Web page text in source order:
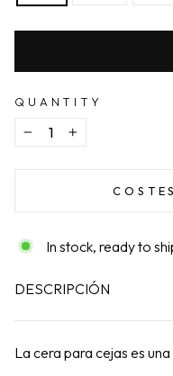
QUANTITY
− +
In stock, ready to
DESCRIPCIÓN
La cera para cejas es